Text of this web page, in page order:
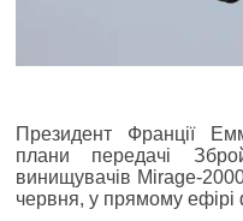
Президент Франції
плани передачі
винищувачів Mirage-
червня, у прямому ефірі